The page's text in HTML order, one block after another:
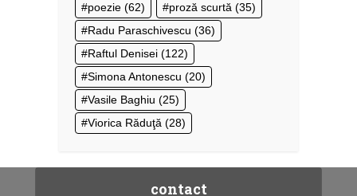
poezie (62) proză scurtă (35)
Radu Paraschivescu (36)
Raftul Denisei (122)
Simona Antonescu (20)
Vasile Baghiu (25)
Viorica Răduţă (28)
contact